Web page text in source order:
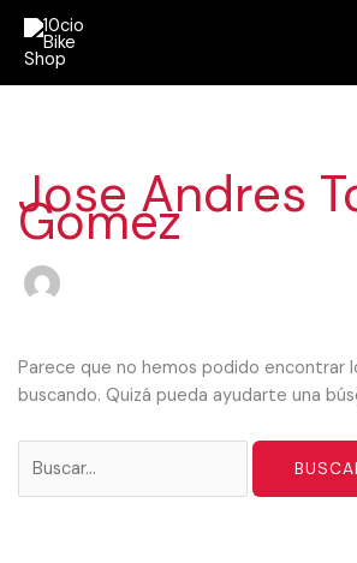
contenido
Jose Andres
Gomez
Parece que no hemos podido encontrar
buscando. Quizá pueda ayudarte una
Buscar
por: